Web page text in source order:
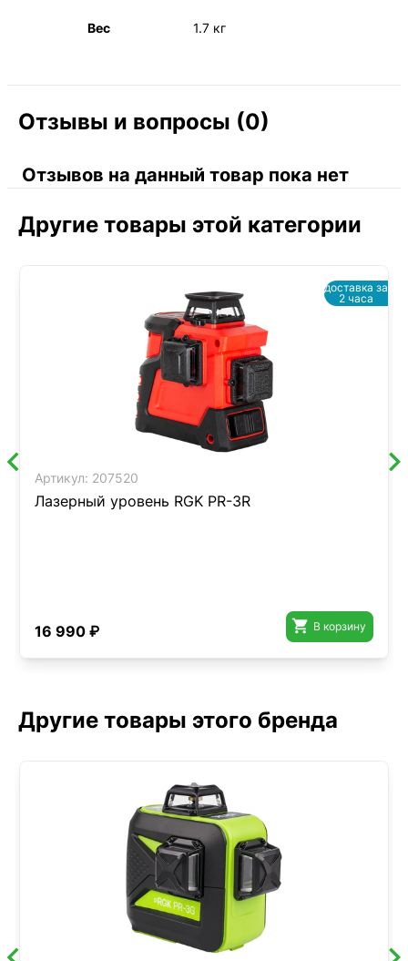
Вес 1.7 кг
Отзывы и вопросы (0)
Отзывов на данный товар пока нет
Другие товары этой категории
Артикул: 207520
Лазерный уровень RGK PR-3R
16 990 ₽  В корзину
доставка за
2 часа
Другие товары этого бренда